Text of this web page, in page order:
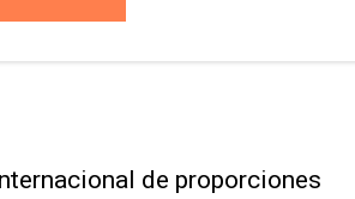
de proporciones